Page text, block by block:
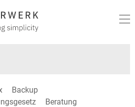
Backup
Beratung